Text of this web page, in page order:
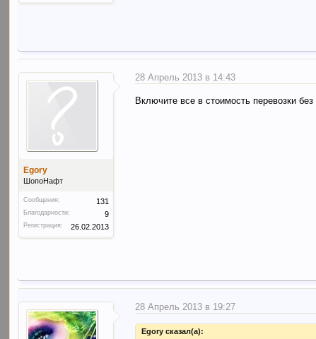
Egory
ШопоНафт
Сообщения: 131
Благодарности: 9
Регистрация: 26.02.2013
28 Апрель 2013 в 14:43
Включите все в стоимость перевозки
28 Апрель 2013 в 19:27
Egory сказал(а):